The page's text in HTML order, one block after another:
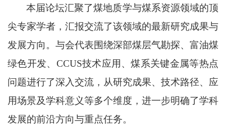
本届论坛汇聚了煤地质学与煤系资源领域的顶
尖专家学者，汇报交流了该领域的最新研究成果与
发展方向。与会代表围绕深部煤层气勘探、富油煤
绿色开发、 CCUS技术应用、煤系关键金属等热点
问题进行了深入交流，从研究成果、技术路径、应
用场景及学科意义等多个维度，进一步明确了学科
发展的前沿方向与重点任务。